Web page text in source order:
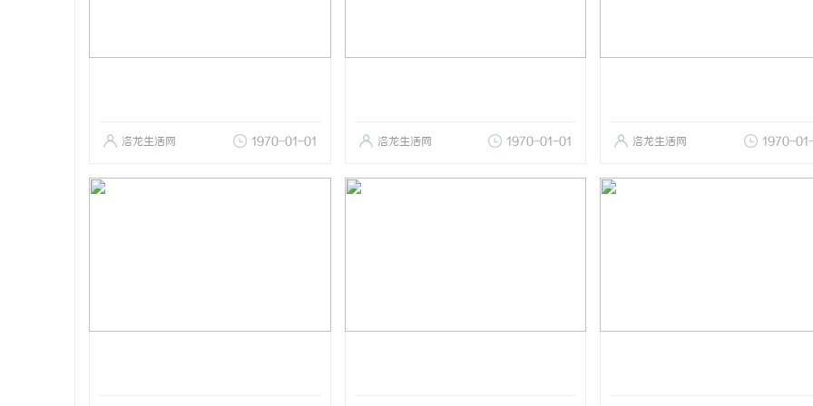
洛龙生活网 1970-01-01 洛龙生活网 1970-01-01 洛龙生活网 1970-